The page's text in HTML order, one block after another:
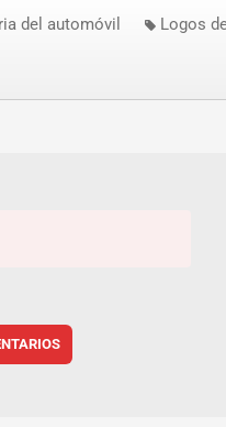
del automóvil Logos